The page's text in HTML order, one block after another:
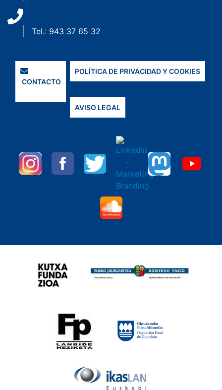
Tel.: 943 37 65 32
CONTACTO
POLÍTICA DE PRIVACIDAD Y COOKIES
AVISO LEGAL